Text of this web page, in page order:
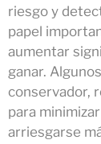
riesgo y
papel
aumentar
ganar.
conservador,
para
arriesgarse